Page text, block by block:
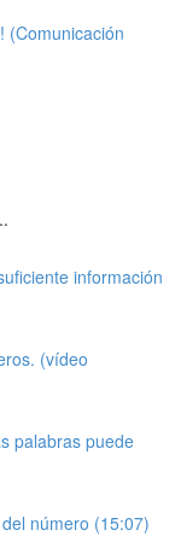
(Comunicación
información
(vídeo
palabras puede
número (15:07)